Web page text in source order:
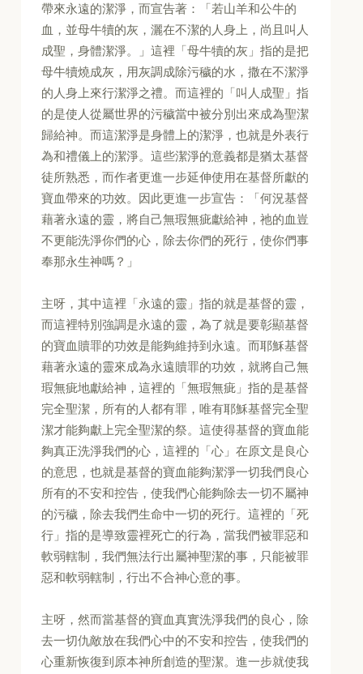
帶來永遠的潔淨，而宣告著：「若山羊和公牛的
血，並母牛犢的灰，灑在不潔的人身上，尚且叫人
成聖，身體潔淨。」這裡「母牛犢的灰」指的是把
母牛犢燒成灰，用灰調成除污穢的水，撒在不潔淨
的人身上來行潔淨之禮。而這裡的「叫人成聖」指
的是使人從屬世界的污穢當中被分別出來成為聖潔
歸給神。而這潔淨是身體上的潔淨，也就是外表行
為和禮儀上的潔淨。這些潔淨的意義都是猶太基督
徒所熟悉，而作者更進一步延伸使用在基督所獻的
寶血帶來的功效。因此更進一步宣告：「何況基督
藉著永遠的靈，將自己無瑕無疵獻給神，祂的血豈
不更能洗淨你們的心，除去你們的死行，使你們事
奉那永生神嗎？」
主呀，其中這裡「永遠的靈」指的就是基督的靈，
而這裡特別強調是永遠的靈，為了就是要彰顯基督
的寶血贖罪的功效是能夠維持到永遠。而耶穌基督
藉著永遠的靈來成為永遠贖罪的功效，就將自己無
瑕無疵地獻給神，這裡的「無瑕無疵」指的是基督
完全聖潔，所有的人都有罪，唯有耶穌基督完全聖
潔才能夠獻上完全聖潔的祭。這使得基督的寶血能
夠真正洗淨我們的心，這裡的「心」在原文是良心
的意思，也就是基督的寶血能夠潔淨一切我們良心
所有的不安和控告，使我們心能夠除去一切不屬神
的污穢，除去我們生命中一切的死行。這裡的「死
行」指的是導致靈裡死亡的行為，當我們被罪惡和
軟弱轄制，我們無法行出屬神聖潔的事，只能被罪
惡和軟弱轄制，行出不合神心意的事。
主呀，然而當基督的寶血真實洗淨我們的良心，除
去一切仇敵放在我們心中的不安和控告，使我們的
心重新恢復到原本神所創造的聖潔。進一步就使我